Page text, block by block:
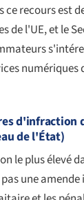
ce recours est
de l'UE, et le
d'infraction
de l'État)
le plus élevé
une